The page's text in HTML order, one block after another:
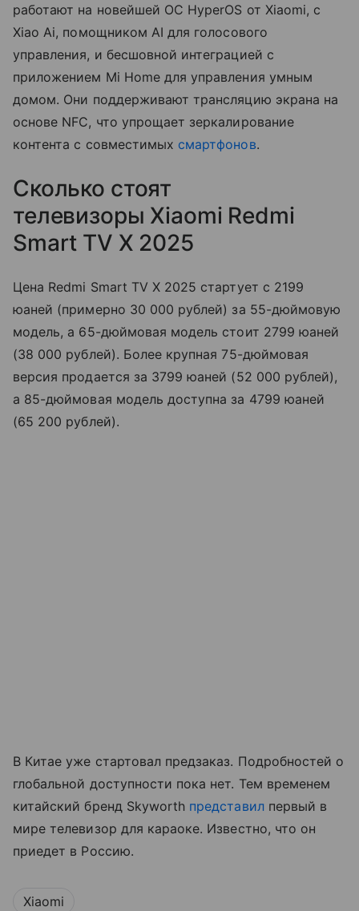
работают на новейшей ОС HyperOS от Xiaomi, с
Xiao Ai, помощником AI для голосового
управления, и бесшовной интеграцией с
приложением Mi Home для управления умным
домом. Они поддерживают трансляцию экрана на
основе NFC, что упрощает зеркалирование
контента с совместимых смартфонов.
Сколько стоят
телевизоры Xiaomi Redmi
Smart TV X 2025
Цена Redmi Smart TV X 2025 стартует с 2199
юаней (примерно 30 000 рублей) за 55-дюймовую
модель, а 65-дюймовая модель стоит 2799 юаней
(38 000 рублей). Более крупная 75-дюймовая
версия продается за 3799 юаней (52 000 рублей),
а 85-дюймовая модель доступна за 4799 юаней
(65 200 рублей).
В Китае уже стартовал предзаказ. Подробностей о
глобальной доступности пока нет. Тем временем
китайский бренд Skyworth представилпервый в
мире телевизор для караоке. Известно, что он
приедет в Россию.
Xiaomi